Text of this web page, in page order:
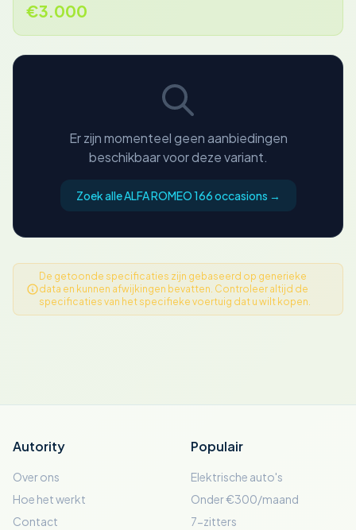
€3.000
Er zijn momenteel geen aanbiedingen
beschikbaar voor deze variant.
Zoek alle ALFA ROMEO 166 occasions →
De getoonde specificaties zijn gebaseerd op generieke
data en kunnen afwijkingen bevatten. Controleer altijd de
specificaties van het specifieke voertuig dat u wilt kopen.
Autority
Over ons
Hoe het werkt
Contact
Populair
Elektrische auto's
Onder €300/maand
7-zitters